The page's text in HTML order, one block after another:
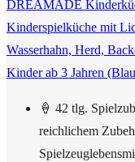
DREAMADE
Kinderspielküche mit
Wasserhahn, Herd,
Kinder ab 3 Jahren
🍦 42 tlg.
reichlichem